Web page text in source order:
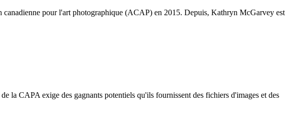
pour l'art photographique (ACAP) en 2015. Depuis, Kathryn McGarvey est
la CAPA exige des gagnants potentiels qu'ils fournissent des fichiers d'images et des